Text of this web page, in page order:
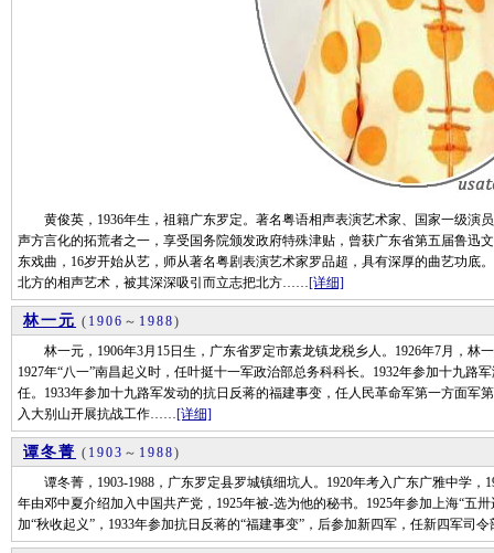
黄俊英，1936年生，祖籍广东罗定。著名粤语相声表演艺术家、国家一级演
声方言化的拓荒者之一，享受国务院颁发政府特殊津贴，曾获广东省第五届鲁迅
东戏曲，16岁开始从艺，师从著名粤剧表演艺术家罗品超，具有深厚的曲艺功底
北方的相声艺术，被其深深吸引而立志把北方……[详细]
林一元 ( 1906 ～ 1988)
林一元，1906年3月15日生，广东省罗定市素龙镇龙税乡人。1926年7月，林
1927年“八一”南昌起义时，任叶挺十一军政治部总务科科长。1932年参加十九路
任。1933年参加十九路军发动的抗日反蒋的福建事变，任人民革命军第一方面军
入大别山开展抗战工作……[详细]
谭冬菁 ( 1903 ～ 1988)
谭冬菁，1903-1988，广东罗定县罗城镇细坑人。1920年考入广东广雅中学，
年由邓中夏介绍加入中国共产党，1925年被-选为他的秘书。1925年参加上海“五
加“秋收起义”，1933年参加抗日反蒋的“福建事变”，后参加新四军，任新四军